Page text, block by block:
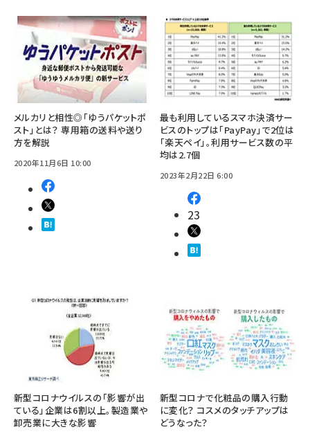
メルカリと相性◎「ゆうパケットポ
スト」とは？ 専用箱の送料や送り
方を解説
2020年11月6日 10:00
最も利用しているスマホ決済サー
ビスのトップは「PayPay」で2位は
「楽天ペイ」。利用サービス数の平
均は2.7個
2023年2月22日 6:00
23
新型コロナウイルスの「影響が出
ている」企業は6割以上。製造業や
卸売業に大きな影響
新型コロナで化粧品の購入行動
に変化？ コスメのタッチアップは
どうなった？